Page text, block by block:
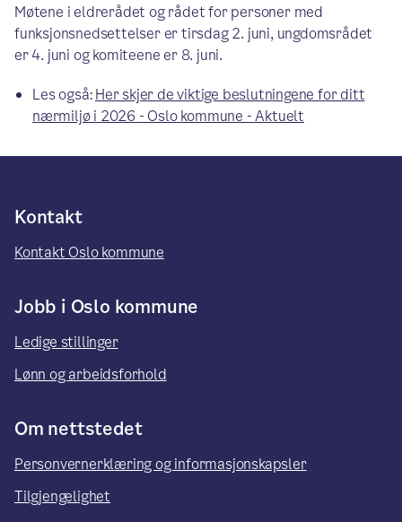
Møtene i eldrerådet og rådet for personer med
funksjonsnedsettelser er tirsdag 2. juni, ungdomsrådet
er 4. juni og komiteene er 8. juni.
Les også:Her skjer de viktige beslutningene for ditt
nærmiljø i 2026 - Oslo kommune - Aktuelt
Kontakt
Kontakt Oslo kommune
Jobb i Oslo kommune
Ledige stillinger
Lønn og arbeidsforhold
Om nettstedet
Personvernerklæring og informasjonskapsler
Tilgjengelighet